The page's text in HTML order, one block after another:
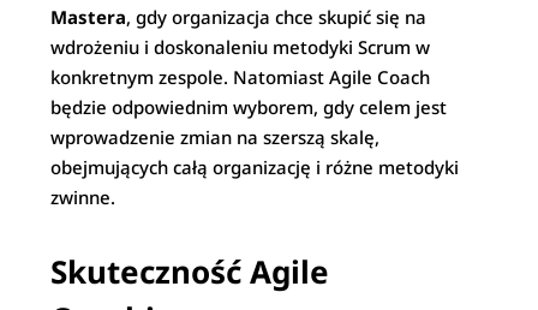
Mastera, gdy organizacja chce skupić się na
wdrożeniu i doskonaleniu metodyki Scrum w
konkretnym zespole. Natomiast Agile Coach
będzie odpowiednim wyborem, gdy celem jest
wprowadzenie zmian na szerszą skalę,
obejmujących całą organizację i różne metodyki
zwinne.
Skuteczność Agile